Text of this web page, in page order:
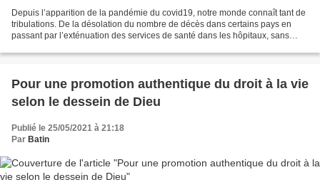
Depuis l’apparition de la pandémie du covid19, notre monde connaît tant de
tribulations. De la désolation du nombre de décès dans certains pays en
passant par l’exténuation des services de santé dans les hôpitaux, sans
Pour une promotion authentique du droit à la vie
selon le dessein de Dieu
Publié le 25/05/2021 à 21:18
Par Batin